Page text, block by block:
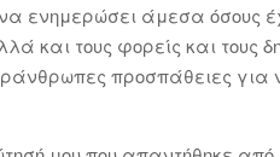
ενημερώσει άμεσα όσους
και τους φορείς και τους
προσπάθειες